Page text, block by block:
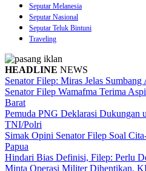
Seputar Melanesia
Seputar Nasional
Seputar Teluk Bintuni
Traveling
HEADLINE NEWS
Senator Filep: Miras Jelas
Senator Filep Wamafma Terima
Barat
Pemuda PNG Deklarasi Dukungan
TNI/Polri
Simak Opini Senator Filep Soal
Papua
Hindari Bias Definisi, Filep: Perlu
Minta Operasi Militer Dihentikan,